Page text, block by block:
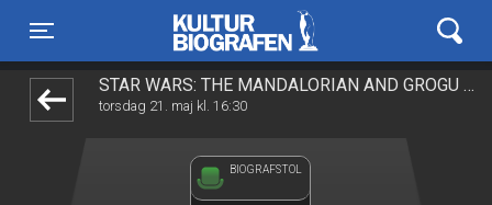
Toggle navigation
Kulturbiografen
STAR WARS: THE MANDALORIAN AND GROGU 2D
torsdag 21. maj kl. 16:30
BIOGRAFSTOL
1step-front02 062656